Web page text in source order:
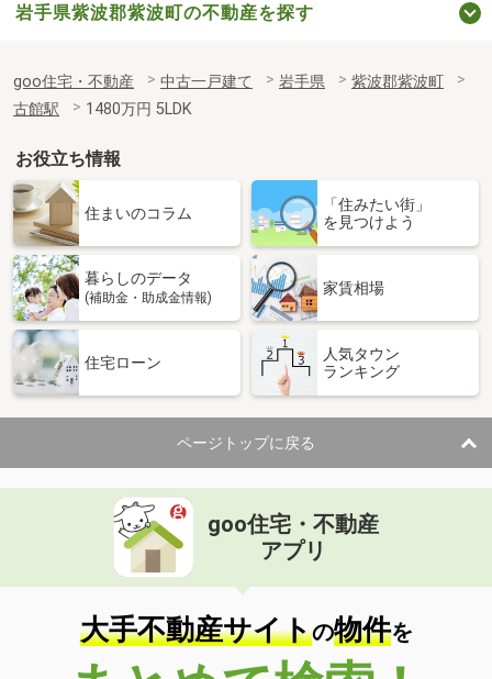
岩手県紫波郡紫波町の不動産を探す
goo住宅・不動産 中古一戸建て 岩手県
紫波郡紫波町
古館駅
1480万円 5LDK
お役立ち情報
住まいのコラム
「住みたい街」
を見つけよう
暮らしのデータ
(補助金・助成金情報)
家賃相場
住宅ローン
人気タウン
ランキング
ページトップに戻る
goo住宅・不動産
アプリ
大手不動産サイトの物件を